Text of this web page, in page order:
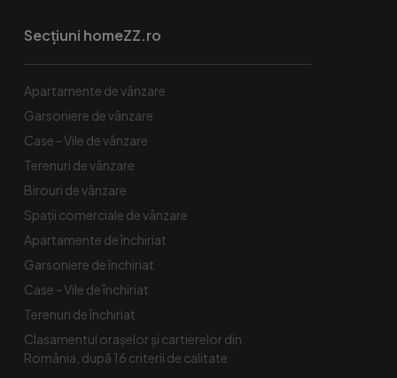
Secțiuni homeZZ.ro
Apartamente de vânzare
Garsoniere de vânzare
Case - Vile de vânzare
Terenuri de vânzare
Birouri de vânzare
Spaţii comerciale de vânzare
Apartamente de închiriat
Garsoniere de închiriat
Case - Vile de închiriat
Terenuri de închiriat
Clasamentul orașelor și cartierelor din
România, după 16 criterii de calitate